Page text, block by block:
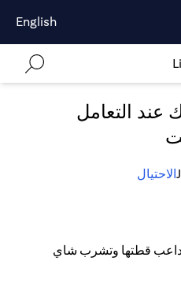
English
التعامل
الاحتيال